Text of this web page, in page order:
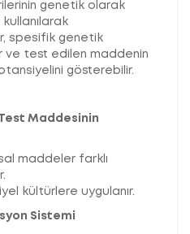
genetik olarak
spesifik genetik
ve test edilen maddenin
gösterebilir.
Test Maddesinin
maddeler farklı
kültürlere uygulanır.
Sistemi